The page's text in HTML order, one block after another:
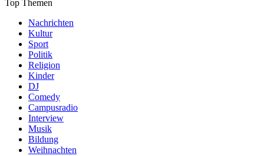
Top Themen
Nachrichten
Kultur
Sport
Politik
Religion
Kinder
DJ
Comedy
Campusradio
Interview
Musik
Bildung
Weihnachten